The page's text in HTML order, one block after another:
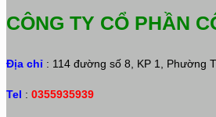
CÔNG TY CỔ PHẦN
Địa chỉ : 114 đường số 8, KP 1, Phường
Tel : 0355935939